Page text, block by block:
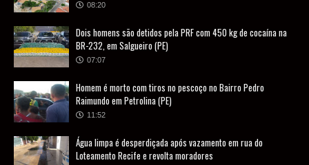
08:20
Dois homens são detidos pela PRF com 450 kg de cocaína na
BR-232, em Salgueiro (PE)
07:07
Homem é morto com tiros no pescoço no Bairro Pedro
Raimundo em Petrolina (PE)
11:52
Água limpa é desperdiçada após vazamento em rua do
Loteamento Recife e revolta moradores